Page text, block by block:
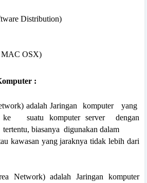
Distribution)
MAC OSX)
:
adalah Jaringan komputer
yang
ke suatu komputer server
dengan
tertentu, biasanya digunakan dalam
kawasan yang jaraknya tidak lebih dari
Network) adalah Jaringan komputer